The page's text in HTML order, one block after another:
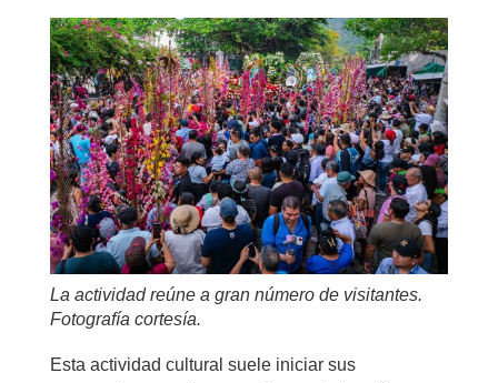
La actividad reúne a gran número de visitantes.
Fotografía cortesía.
Esta actividad cultural suele iniciar sus